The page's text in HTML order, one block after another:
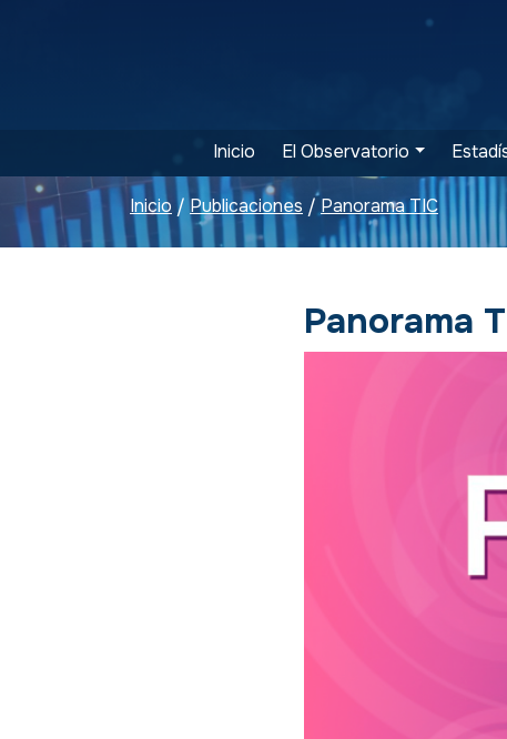
Inicio El Observatorio
Inicio /Publicaciones / Panorama TIC
Panorama